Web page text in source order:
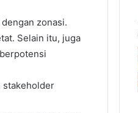
zonasi.
Selain itu, juga
stakeholder